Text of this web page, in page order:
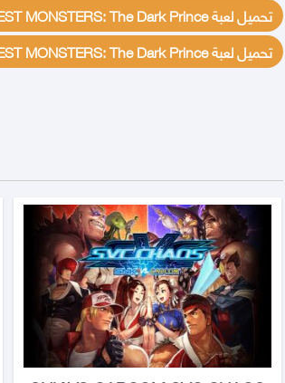
تحميل لعبة DRAGON QUEST MONSTERS: The Dark Prince للكمبيوتر برابط مباشر ميديافير مجانا
تحميل لعبة DRAGON QUEST MONSTERS: The Dark Prince للكمبيوتر مجانا